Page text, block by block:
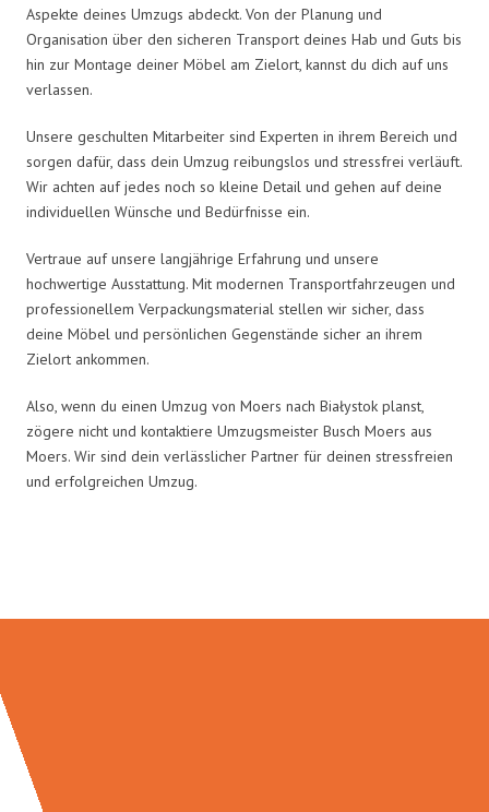
Aspekte deines Umzugs abdeckt. Von der Planung und
Organisation über den sicheren Transport deines Hab und Guts bis
hin zur Montage deiner Möbel am Zielort, kannst du dich auf uns
verlassen.
Unsere geschulten Mitarbeiter sind Experten in ihrem Bereich und
sorgen dafür, dass dein Umzug reibungslos und stressfrei verläuft.
Wir achten auf jedes noch so kleine Detail und gehen auf deine
individuellen Wünsche und Bedürfnisse ein.
Vertraue auf unsere langjährige Erfahrung und unsere
hochwertige Ausstattung. Mit modernen Transportfahrzeugen und
professionellem Verpackungsmaterial stellen wir sicher, dass
deine Möbel und persönlichen Gegenstände sicher an ihrem
Zielort ankommen.
Also, wenn du einen Umzug von Moers nach Białystok planst,
zögere nicht und kontaktiere Umzugsmeister Busch Moers aus
Moers. Wir sind dein verlässlicher Partner für deinen stressfreien
und erfolgreichen Umzug.